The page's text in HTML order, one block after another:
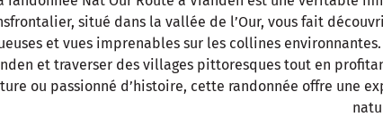
situé dans la vallée de l’Our, vous fait
et vues imprenables sur les collines
et traverser des villages pittoresques tout en
ou passionné d’histoire, cette randonnée offre une